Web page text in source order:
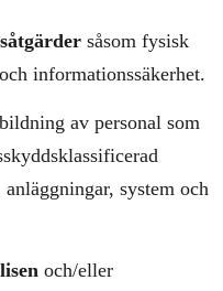
såsom fysisk
informationssäkerhet.
av personal som
system och
och/eller